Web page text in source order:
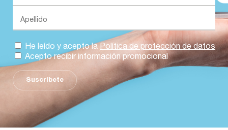
He leído y acepto laPolítica de protección de datos
Acepto recibir información promocional
Suscríbete